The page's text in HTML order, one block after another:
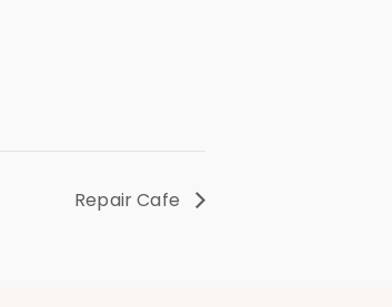
Repair Cafe